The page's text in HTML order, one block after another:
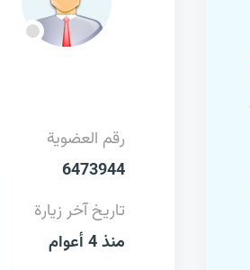
رقم العضوية
6473944
تاريخ آخر زيارة
منذ 4 أعوام